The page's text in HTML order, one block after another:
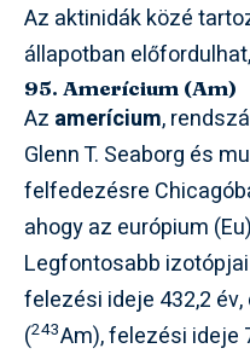
Az aktinidák közé
állapotban
95. Amerícium (Am)
Az amerícium,
Glenn T. Seaborg és
felfedezésre
ahogy az európium
Legfontosabb
felezési ideje 432,2 év,
(243Am), felezési ideje